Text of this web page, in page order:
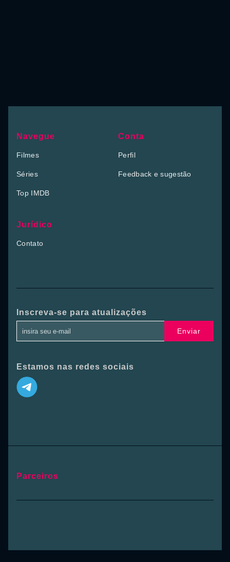
Navegue
Filmes
Séries
Top IMDB
Conta
Perfil
Feedback e sugestão
Jurídico
Contato
Inscreva-se para atualizações
Enviar
Estamos nas redes sociais
Parceiros